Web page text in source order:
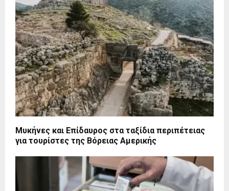
Μυκήνες και Επίδαυρος στα ταξίδια περιπέτειας
για τουρίστες της Βόρειας Αμερικής